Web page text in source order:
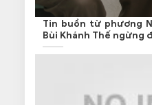
Tin buồn từ phương
Bùi Khánh Thế ngừng